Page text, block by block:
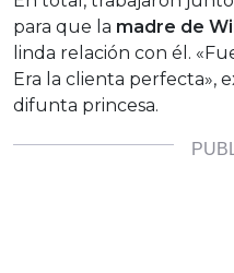
para que la madre de
linda relación con él.
Era la clienta perfecta»,
difunta princesa.